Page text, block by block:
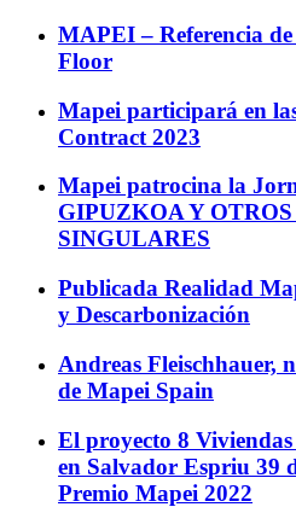
MAPEI – Referencia
Floor
Mapei participará en
Contract 2023
Mapei patrocina la
GIPUZKOA Y
SINGULARES
Publicada Realidad
y Descarbonización
Andreas Fleischhauer,
de Mapei Spain
El proyecto 8
en Salvador Espriu 39
Premio Mapei 2022